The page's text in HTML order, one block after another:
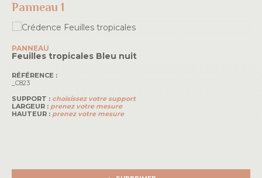
Panneau 1
PANNEAU
Feuilles tropicales Bleu nuit
RÉFÉRENCE :
_C823
SUPPORT : choisissez votre support
LARGEUR : prenez votre mesure
HAUTEUR : prenez votre mesure